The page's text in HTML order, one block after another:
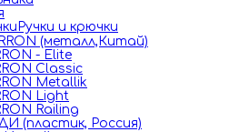
Ручки и крючки
(металл,Китай)
- Elite
Classic
Metallik
Light
Railing
(пластик, Россия)